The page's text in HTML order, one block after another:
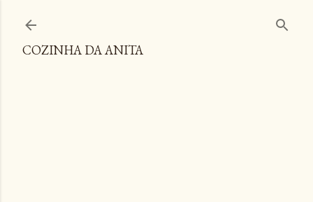
COZINHA DA ANITA